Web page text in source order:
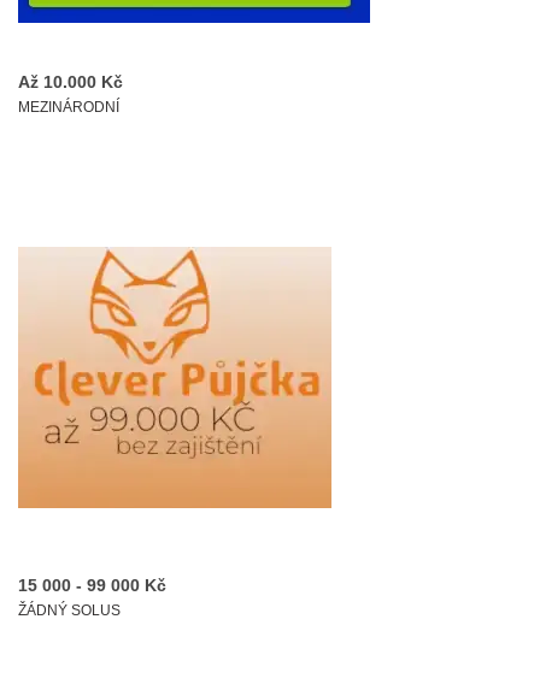
Až 10.000 Kč
MEZINÁRODNÍ
15 000 - 99 000 Kč
ŽÁDNÝ SOLUS